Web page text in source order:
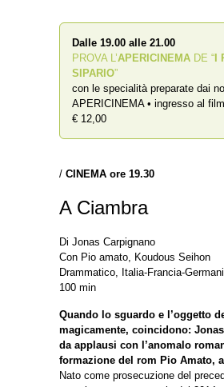
Dalle 19.00 alle 21.00
PROVA L’APERICINEMA DE “
SIPARIO”
con le specialità preparate dai
APERICINEMA • ingresso al
€ 12,00
/ CINEMA ore 19.30
A Ciambra
Di Jonas Carpignano
Con Pio amato, Koudous Seihon
Drammatico, Italia-Francia-
100 min
Quando lo sguardo e l’oggetto
magicamente, coincidono:
da applausi con l’anomalo
formazione del rom Pio Amato,
Nato come prosecuzione del